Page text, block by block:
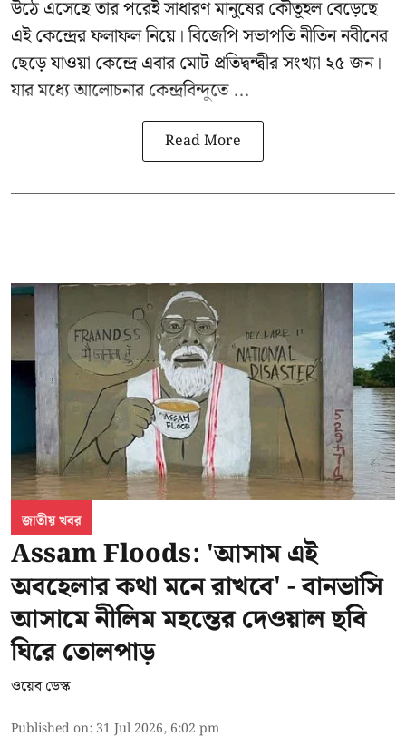
উঠে এসেছে তার পরেই সাধারণ মানুষের কৌতূহল বেড়েছে
এই কেন্দ্রের ফলাফল নিয়ে। বিজেপি সভাপতি নীতিন নবীনের
ছেড়ে যাওয়া কেন্দ্রে এবার মোট প্রতিদ্বন্দ্বীর সংখ্যা ২৫ জন।
যার মধ্যে আলোচনার কেন্দ্রবিন্দুতে ...
Read More
জাতীয় খবর
Assam Floods: 'আসাম এই
অবহেলার কথা মনে রাখবে' - বানভাসি
আসামে নীলিম মহন্তের দেওয়াল ছবি
ঘিরে তোলপাড়
ওয়েব ডেস্ক
Published on: 31 Jul 2026, 6:02 pm